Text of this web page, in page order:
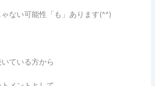
ない可能性「も」あります(^^)
ている方から